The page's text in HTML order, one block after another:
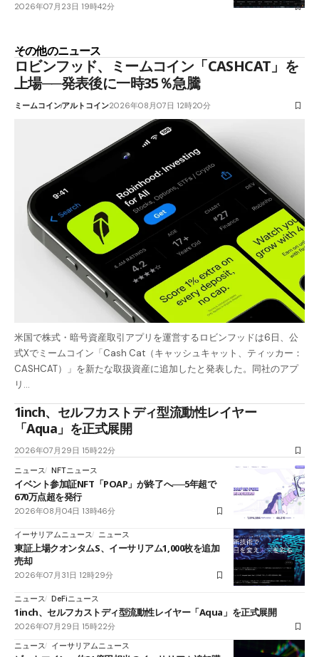
2026年07月23日 19時42分
その他のニュース
ロビンフッド、ミームコイン「CASHCAT」を
上場──発表後に一時35％急騰
ミームコインアルトコイン2026年08月07日 12時20分
米国で株式・暗号資産取引アプリを運営するロビンフッドは6日、公
式Xでミームコイン「Cash Cat（キャッシュキャット、ティッカー：
CASHCAT）」を新たな取扱資産に追加したと発表した。同社のアプ
リ…
1inch、セルフカストディ型流動性レイヤー
「Aqua」を正式展開
2026年07月29日 15時22分
ニュース NFTニュース
イベント参加証NFT「POAP」が終了へ──5年超で
670万点超を発行
2026年08月04日 13時46分
イーサリアムニュース ニュース
東証上場クオンタムS、イーサリアム1,000枚を追加
売却
2026年07月31日 12時29分
ニュース DeFiニュース
1inch、セルフカストディ型流動性レイヤー「Aqua」を正式展開
2026年07月29日 15時22分
ニュース
イーサリアムニュース